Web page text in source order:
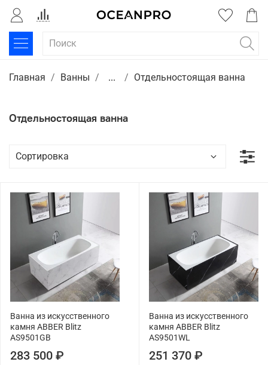
Главная Ванны ... Отдельностоящая ванна
Отдельностоящая ванна
Ванна из искусственного
камня ABBER Blitz
AS9501GB
283 500 ₽
Ванна из искусственного
камня ABBER Blitz
AS9501WL
251 370 ₽